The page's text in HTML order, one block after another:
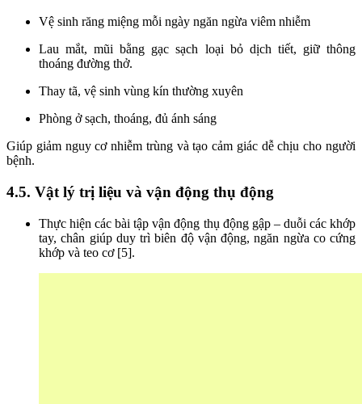
Vệ sinh răng miệng mỗi ngày ngăn ngừa viêm nhiễm
Lau mắt, mũi bằng gạc sạch loại bỏ dịch tiết, giữ thông
thoáng đường thở.
Thay tã, vệ sinh vùng kín thường xuyên
Phòng ở sạch, thoáng, đủ ánh sáng
Giúp giảm nguy cơ nhiễm trùng và tạo cảm giác dễ chịu cho người
bệnh.
4.5. Vật lý trị liệu và vận động thụ động
Thực hiện các bài tập vận động thụ động gập – duỗi các khớp
tay, chân giúp duy trì biên độ vận động, ngăn ngừa co cứng
khớp và teo cơ [5].